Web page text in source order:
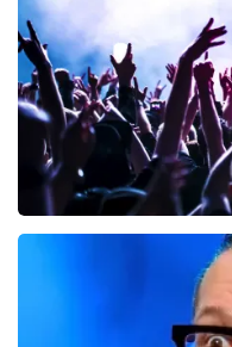
BESTEL NU
laatste 30 minuten
BESTEL NU